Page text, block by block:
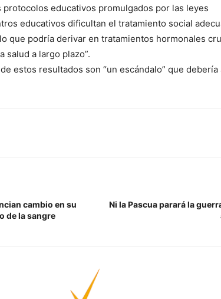
protocolos educativos promulgados por las leyes
educativos dificultan el tratamiento social
que podría derivar en tratamientos hormonales
salud a largo plazo”.
estos resultados son “un escándalo” que
cambio en su
de la sangre
Ni la Pascua parará la